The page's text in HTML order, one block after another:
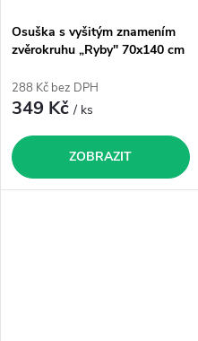
Osuška s vyšitým znamením
zvěrokruhu „Ryby" 70x140 cm
288 Kč bez DPH
349 Kč/ ks
ZOBRAZIT